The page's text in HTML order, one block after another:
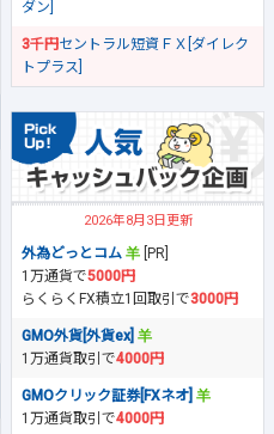
ダン]
3千円セントラル短資ＦＸ[ダイレク
トプラス]
2026年8月3日更新
外為どっとコム
[PR]
1万通貨で5000円
らくらくFX積立1回取引で3000円
GMO外貨[外貨ex]
1万通貨取引で4000円
GMOクリック証券[FXネオ]
1万通貨取引で4000円